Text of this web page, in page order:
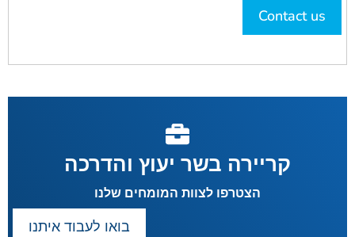
Contact us
קריירה בשר יעוץ והדרכה
הצטרפו לצוות המומחים שלנו
בואו לעבוד איתנו